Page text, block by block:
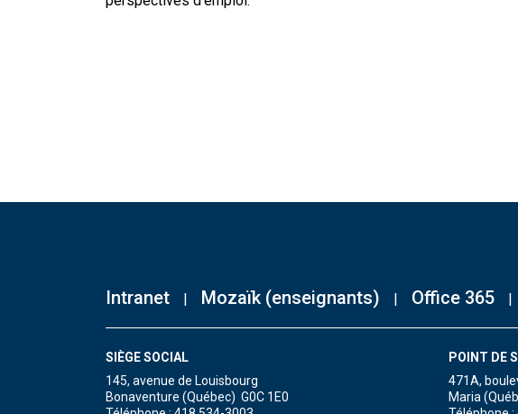
Intranet Mozaïk (enseignants) Office 365
SIÈGE SOCIAL
145, avenue de Louisbourg
Bonaventure (Québec) G0C 1E0
POINT DE
471A,
Maria